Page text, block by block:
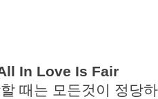
In Love Is Fair
때는 모든것이 정당